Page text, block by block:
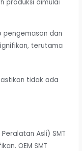
produksi dimulai
pengemasan dan
terutama
tidak ada
Asli) SMT
OEM SMT